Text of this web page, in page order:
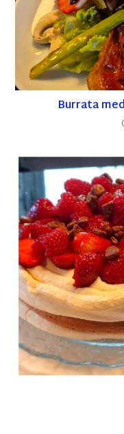
Burrata